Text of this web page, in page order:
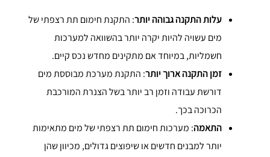
עלות התקנה גבוהה יותר: התקנת חימום תת רצפתי של
מים עשויה להיות יקרה יותר בהשוואה למערכות
חשמליות, במיוחד אם מתקינים מחדש נכס קיים.
זמן התקנה ארוך יותר: התקנת מערכת מבוססת מים
דורשת עבודה וזמן רב יותר בשל הצנרת המורכבת
הכרוכה בכך.
התאמה: מערכות חימום תת רצפתי של מים מתאימות
יותר למבנים חדשים או שיפוצים גדולים, מכיוון שהן